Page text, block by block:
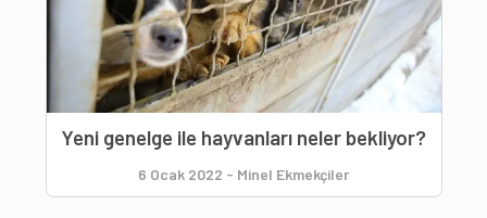
Yeni genelge ile hayvanları neler bekliyor?
6 Ocak 2022 - Minel Ekmekçiler